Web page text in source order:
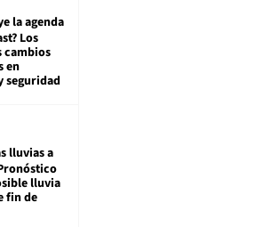
la agenda
Los
cambios
en
seguridad
lluvias a
lluvia
fin de